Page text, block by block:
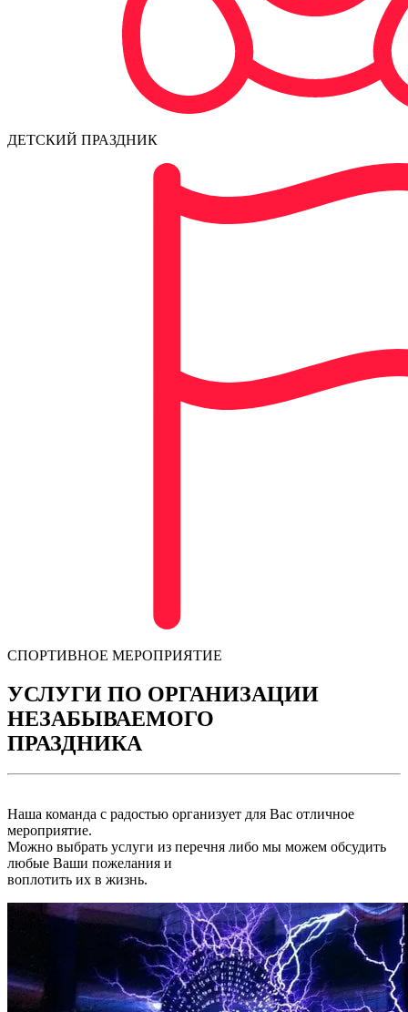
ДЕТСКИЙ ПРАЗДНИК
СПОРТИВНОЕ МЕРОПРИЯТИЕ
УСЛУГИ ПО ОРГАНИЗАЦИИ
НЕЗАБЫВАЕМОГО
ПРАЗДНИКА
Наша команда с радостью организует для Вас отличное
мероприятие.
Можно выбрать услуги из перечня либо мы можем обсудить
любые Ваши пожелания и
воплотить их в жизнь.